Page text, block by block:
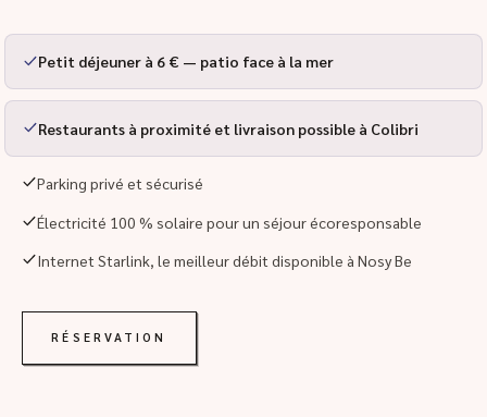
Petit déjeuner à 6 € — patio face à la mer
Restaurants à proximité et livraison possible à Colibri
Parking privé et sécurisé
Électricité 100 % solaire pour un séjour écoresponsable
Internet Starlink, le meilleur débit disponible à Nosy Be
RÉSERVATION